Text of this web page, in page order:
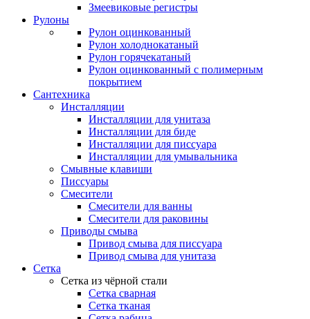
Змеевиковые регистры
Рулоны
Рулон оцинкованный
Рулон холоднокатаный
Рулон горячекатаный
Рулон оцинкованный с полимерным
покрытием
Сантехника
Инсталляции
Инсталляции для унитаза
Инсталляции для биде
Инсталляции для писсуара
Инсталляции для умывальника
Смывные клавиши
Писсуары
Смесители
Смесители для ванны
Смесители для раковины
Приводы смыва
Привод смыва для писсуара
Привод смыва для унитаза
Сетка
Сетка из чёрной стали
Сетка сварная
Сетка тканая